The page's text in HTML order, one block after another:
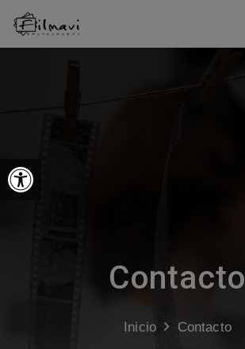
Abrir barra de herramientas
Contacto
Inicio Contacto